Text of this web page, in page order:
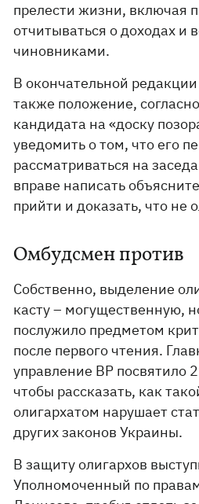
прелести жизни, включая
отчитываться о доходах и
чиновниками.
В окончательной
также положение,
кандидата на «доску
уведомить о том, что его
рассматриваться на
вправе написать
прийти и доказать, что не
Омбудсмен против
Собственно, выделение
касту – могущественную,
послужило предметом
после первого чтения.
управление ВР посвятило
чтобы рассказать, как
олигархатом нарушает
других законов Украины.
В защиту олигархов
Уполномоченный по